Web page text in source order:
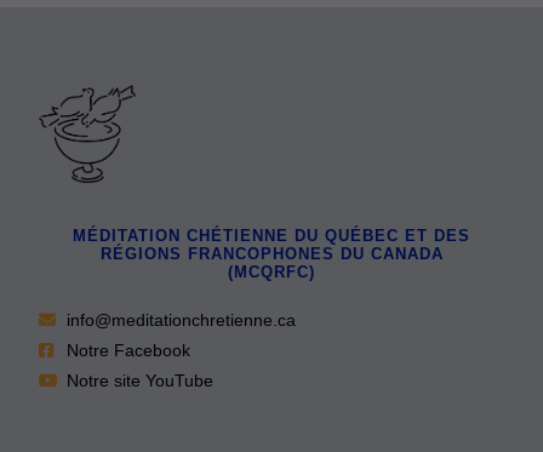
MÉDITATION CHÉTIENNE DU QUÉBEC ET DES
RÉGIONS FRANCOPHONES DU CANADA
(MCQRFC)
info@meditationchretienne.ca
Notre Facebook
Notre site YouTube